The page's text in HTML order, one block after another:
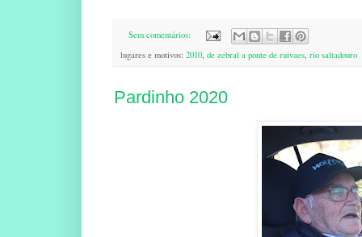
Sem comentários:
lugares e motivos: 2010, de zebral a ponte de ruivaes, rio saltadouro
Pardinho 2020